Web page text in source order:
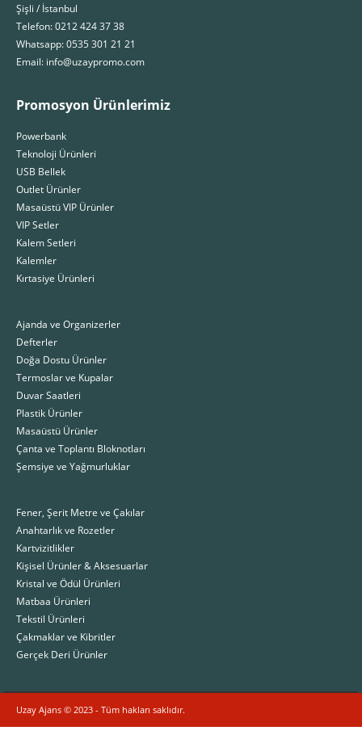
Şişli / İstanbul
Telefon: 0212 424 37 38
Whatsapp: 0535 301 21 21
Email: info@uzaypromo.com
Promosyon Ürünlerimiz
Powerbank
Teknoloji Ürünleri
USB Bellek
Outlet Ürünler
Masaüstü VIP Ürünler
VIP Setler
Kalem Setleri
Kalemler
Kırtasiye Ürünleri
Ajanda ve Organizerler
Defterler
Doğa Dostu Ürünler
Termoslar ve Kupalar
Duvar Saatleri
Plastik Ürünler
Masaüstü Ürünler
Çanta ve Toplantı Bloknotları
Şemsiye ve Yağmurluklar
Fener, Şerit Metre ve Çakılar
Anahtarlık ve Rozetler
Kartvizitlikler
Kişisel Ürünler & Aksesuarlar
Kristal ve Ödül Ürünleri
Matbaa Ürünleri
Tekstil Ürünleri
Çakmaklar ve Kibritler
Gerçek Deri Ürünler
Uzay Ajans © 2023 - Tüm hakları saklıdır.